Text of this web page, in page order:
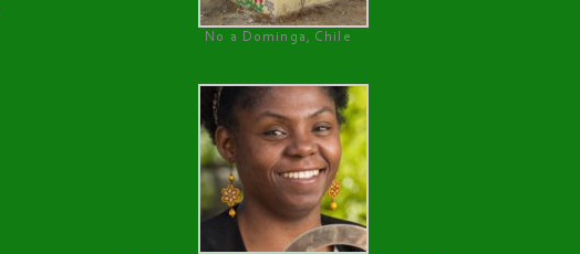
No a Dominga, Chile